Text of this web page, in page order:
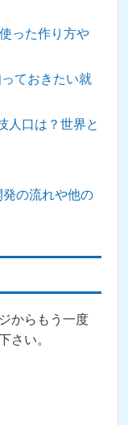
った作り方や
ておきたい就
人口は？世界と
の流れや他の
からもう一度
さい。